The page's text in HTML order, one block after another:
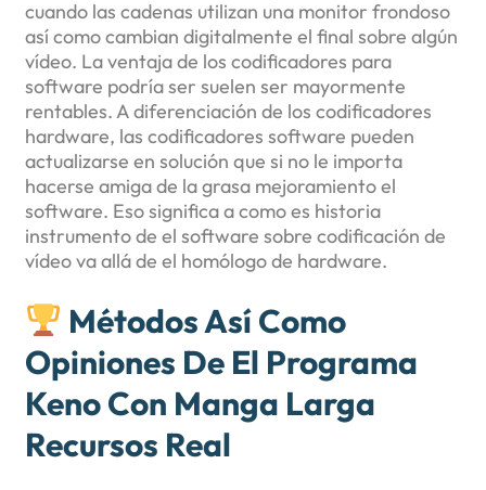
cuando las cadenas utilizan una monitor frondoso
así­ como cambian digitalmente el final sobre algún
vídeo. La ventaja de los codificadores para
software podrí­a ser suelen ser mayormente
rentables. A diferenciación de los codificadores
hardware, las codificadores software pueden
actualizarse en solución que si no le importa
hacerse amiga de la grasa mejoramiento el
software. Eso significa a como es historia
instrumento de el software sobre codificación de
vídeo va allá de el homólogo de hardware.
Métodos Así­ Como
Opiniones De El Programa
Keno Con Manga Larga
Recursos Real